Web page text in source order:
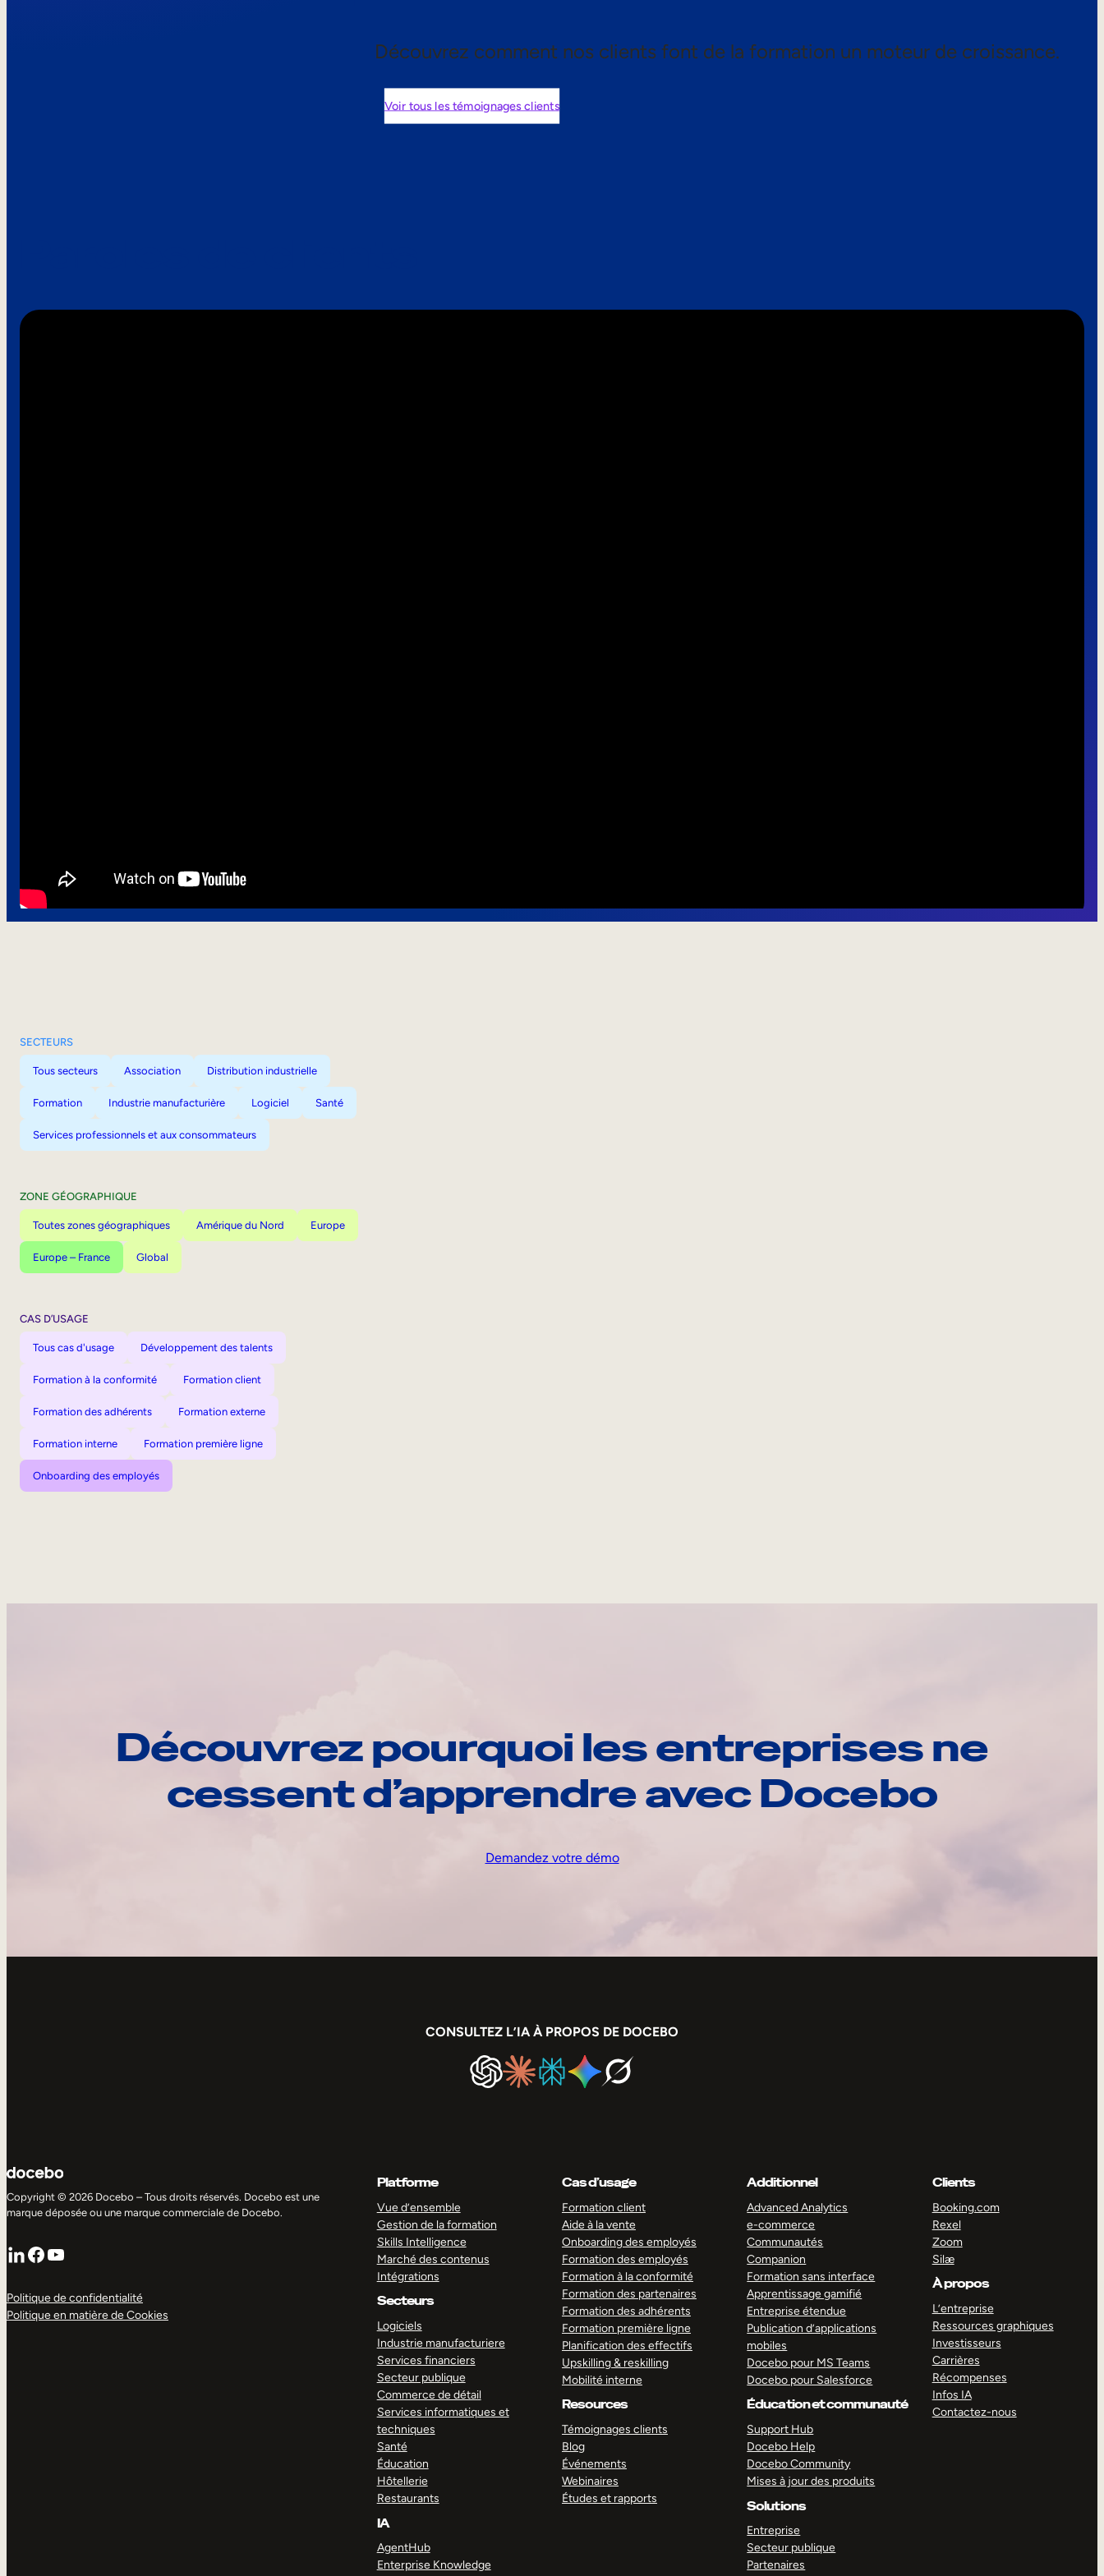
Découvrez comment nos clients font de la formation un moteur de croissance.
Voir tous les témoignages clients
SECTEURS
Tous secteurs Association Distribution industrielle
Formation Industrie manufacturière Logiciel Santé
Services professionnels et aux consommateurs
ZONE GÉOGRAPHIQUE
Toutes zones géographiques Amérique du Nord Europe
Europe – France Global
CAS D’USAGE
Tous cas d'usage Développement des talents
Formation à la conformité Formation client
Formation des adhérents Formation externe
Formation interne Formation première ligne
Onboarding des employés
Découvrez pourquoi les entreprises ne
cessent d’apprendre avec Docebo
Demandez votre démo
CONSULTEZ L’IA À PROPOS DE DOCEBO
Copyright © 2026 Docebo – Tous droits réservés. Docebo est une
marque déposée ou une marque commerciale de Docebo.
LinkedIn
Facebook
YouTube
Politique de confidentialité
Politique en matière de Cookies
Platforme
Vue d’ensemble
Gestion de la formation
Skills Intelligence
Marché des contenus
Intégrations
Secteurs
Logiciels
Industrie manufacturiere
Services financiers
Secteur publique
Commerce de détail
Services informatiques et
techniques
Santé
Éducation
Hôtellerie
Restaurants
IA
AgentHub
Enterprise Knowledge
Cas d’usage
Formation client
Aide à la vente
Onboarding des employés
Formation des employés
Formation à la conformité
Formation des partenaires
Formation des adhérents
Formation première ligne
Planification des effectifs
Upskilling & reskilling
Mobilité interne
Resources
Témoignages clients
Blog
Événements
Webinaires
Études et rapports
Additionnel
Advanced Analytics
e-commerce
Communautés
Companion
Formation sans interface
Apprentissage gamifié
Entreprise étendue
Publication d’applications
mobiles
Docebo pour MS Teams
Docebo pour Salesforce
Éducation et communauté
Support Hub
Docebo Help
Docebo Community
Mises à jour des produits
Solutions
Entreprise
Secteur publique
Partenaires
Clients
Booking.com
Rexel
Zoom
Silæ
À propos
L’entreprise
Ressources graphiques
Investisseurs
Carrières
Récompenses
Infos IA
Contactez-nous